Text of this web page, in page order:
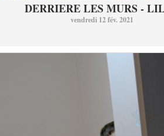
DERRIERE LES MURS -
vendredi 12 fév. 2021